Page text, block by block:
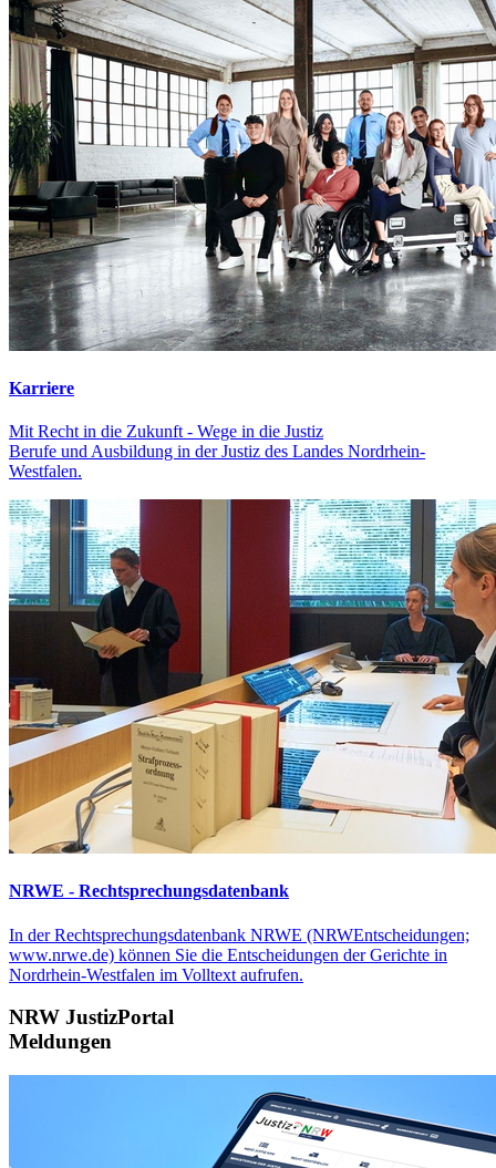
Karriere
Mit Recht in die Zukunft - Wege in die Justiz
Berufe und Ausbildung in der Justiz des Landes Nordrhein-
Westfalen.
NRWE - Rechtsprechungs­datenbank
In der Rechtsprechungsdatenbank NRWE (NRWEntscheidungen;
www.nrwe.de) können Sie die Entscheidungen der Gerichte in
Nordrhein-Westfalen im Volltext aufrufen.
NRW JustizPortal
Meldungen